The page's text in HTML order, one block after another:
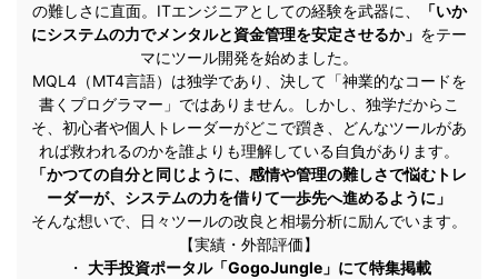
の難しさに直面。ITエンジニアとしての経験を武器に、
「いか
にシステムの力でメンタルと資金管理を安定させるか」 をテー
マにツール開発を始めました。
MQL4（MT4言語）は独学であり、決して「神業的なコードを
書くプログラマー」ではありません。しかし、独学だからこ
そ、初心者や個人トレーダーがどこで躓き、どんなツールがあ
れば救われるのかを誰よりも理解している自負があります。
「かつての自分と同じように、感情や管理の難しさで悩むトレ
ーダーが、システムの力を借りて一歩先へ進めるように」
そんな想いで、日々ツールの改良と相場分析に励んでいます。
【実績・外部評価】
・ 大手投資ポータル「GogoJungle」にて特集掲載